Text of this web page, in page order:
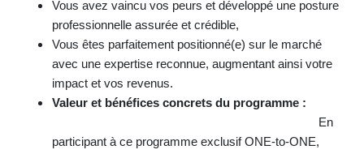
Vous avez vaincu vos peurs et développé une posture
professionnelle assurée et crédible,
Vous êtes parfaitement positionné(e) sur le marché
avec une expertise reconnue, augmentant ainsi votre
impact et vos revenus.
Valeur et bénéfices concrets du programme :
En
participant à ce programme exclusif ONE-to-ONE,